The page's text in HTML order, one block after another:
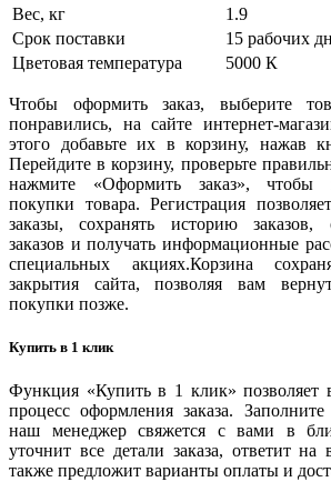
Вес, кг
1.9
Срок поставки
15 рабочих
Цветовая температура
5000 К
Чтобы оформить заказ, выберите
понравились, на сайте интернет-
этого добавьте их в корзину, нажав
Перейдите в корзину, проверьте
нажмите «Оформить заказ», чтобы
покупки товара. Регистрация
заказы, сохранять историю заказов,
заказов и получать информационные
специальных акциях.Корзина
закрытия сайта, позволяя вам
покупки позже.
Купить в 1 клик
Функция «Купить в 1 клик» позволяет
процесс оформления заказа.
наш менеджер свяжется с вами в
уточнит все детали заказа, ответит
также предложит варианты оплаты и